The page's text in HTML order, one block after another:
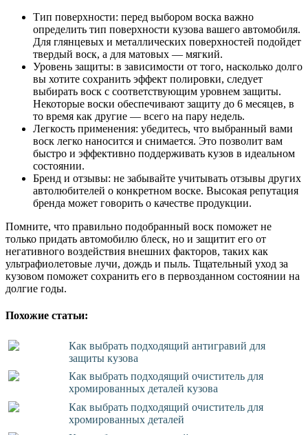
Тип поверхности: перед выбором воска важно
определить тип поверхности кузова вашего автомобиля.
Для глянцевых и металлических поверхностей подойдет
твердый воск, а для матовых — мягкий.
Уровень защиты: в зависимости от того, насколько долго
вы хотите сохранить эффект полировки, следует
выбирать воск с соответствующим уровнем защиты.
Некоторые воски обеспечивают защиту до 6 месяцев, в
то время как другие — всего на пару недель.
Легкость применения: убедитесь, что выбранный вами
воск легко наносится и снимается. Это позволит вам
быстро и эффективно поддерживать кузов в идеальном
состоянии.
Бренд и отзывы: не забывайте учитывать отзывы других
автолюбителей о конкретном воске. Высокая репутация
бренда может говорить о качестве продукции.
Помните, что правильно подобранный воск поможет не
только придать автомобилю блеск, но и защитит его от
негативного воздействия внешних факторов, таких как
ультрафиолетовые лучи, дождь и пыль. Тщательный уход за
кузовом поможет сохранить его в первозданном состоянии на
долгие годы.
Похожие статьи:
Как выбрать подходящий антигравий для
защиты кузова
Как выбрать подходящий очиститель для
хромированных деталей кузова
Как выбрать подходящий очиститель для
хромированных деталей